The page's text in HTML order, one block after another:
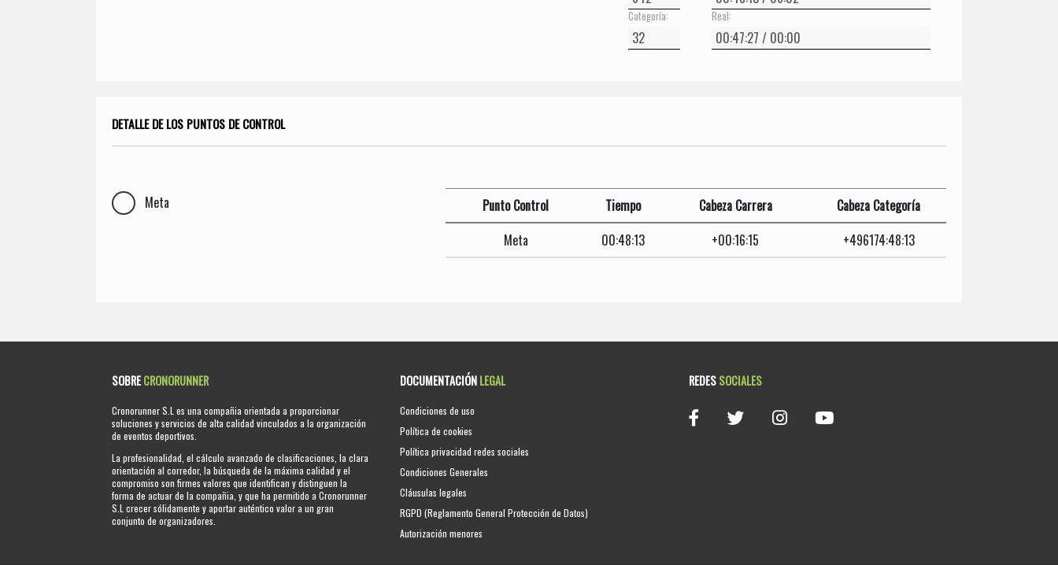
Categoría: Real:
DETALLE DE LOS PUNTOS DE CONTROL
Meta Punto Control Tiempo Cabeza Carrera
Cabeza Categoría
Meta
00:48:13 +00:16:15 +496174:48:13
SOBRECRONORUNNER
Cronorunner S.L es una compañia orientada a proporcionar
soluciones y servicios de alta calidad vinculados a la organización
de eventos deportivos.
La profesionalidad, el cálculo avanzado de clasificaciones, la clara
orientación al corredor, la búsqueda de la máxima calidad y el
compromiso son firmes valores que identifican y distinguen la
forma de actuar de la compañia, y que ha permitido a Cronorunner
S.L crecer sólidamente y aportar auténtico valor a un gran
conjunto de organizadores.
DOCUMENTACIÓNLEGAL
Condiciones de uso
Política de cookies
Política privacidad redes sociales
Condiciones Generales
Cláusulas legales
RGPD (Reglamento General Protección de Datos)
Autorización menores
REDESSOCIALES